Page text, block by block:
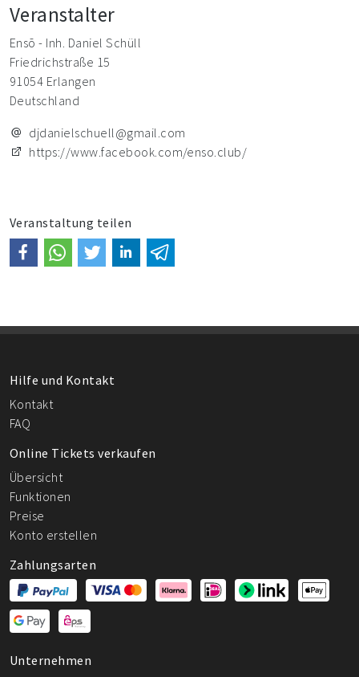
Veranstalter
Ensō - Inh. Daniel Schüll
Friedrichstraße 15
91054 Erlangen
Deutschland
djdanielschuell@gmail.com
https://www.facebook.com/enso.club/
Veranstaltung teilen
Hilfe und Kontakt
Kontakt
FAQ
Online Tickets verkaufen
Übersicht
Funktionen
Preise
Konto erstellen
Zahlungsarten
Unternehmen